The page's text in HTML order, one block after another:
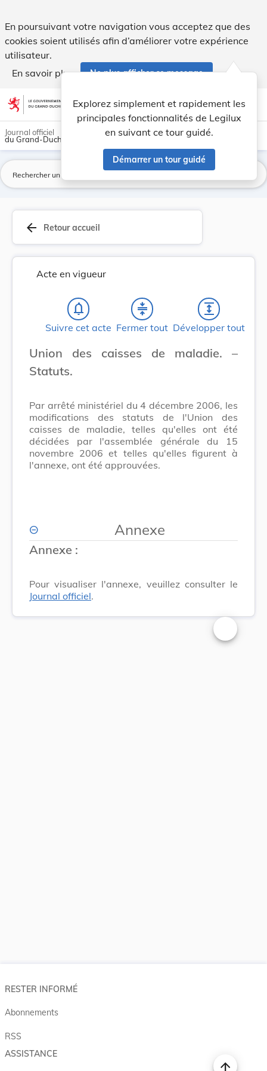
En poursuivant votre navigation vous acceptez que des
cookies soient utilisés afin d’améliorer votre expérience
utilisateur.
En savoir plus
Ne plus afficher ce message
Aller au contenu account_circle help Aide
Explorez simplement et rapidement les
principales fonctionnalités de Legilux
en suivant ce tour guidé.
Démarrer un tour guidé
light_mode dark_mode
Journal officiel
du Grand-Duché de Luxembourg
arrow_back Retour accueil
Acte en vigueur
notifications_none
Suivre cet acte
compress
Fermer tout
expand
Développer tout
Union des caisses de maladie. –
Statuts.
Par arrêté ministériel du 4 décembre 2006, les
modifications des statuts de l'Union des
caisses de maladie, telles qu'elles ont été
décidées par l'assemblée générale du 15
novembre 2006 et telles qu'elles figurent à
l'annexe, ont été approuvées.
Annexe
Annexe :
Pour visualiser l'annexe, veuillez consulter le
Journal officiel.
Changer la
RESTER INFORMÉ
Abonnements
RSS
ASSISTANCE